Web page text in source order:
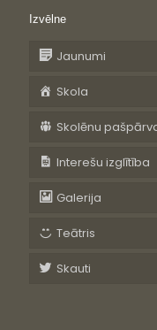
Izvēlne
Jaunumi
Skola
Skolēnu
Interešu izglītība
Galerija
Teātris
Skauti